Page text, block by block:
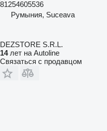
81254605536
Румыния, Suceava
DEZSTORE S.R.L.
14лет на Autoline
Связаться с продавцом